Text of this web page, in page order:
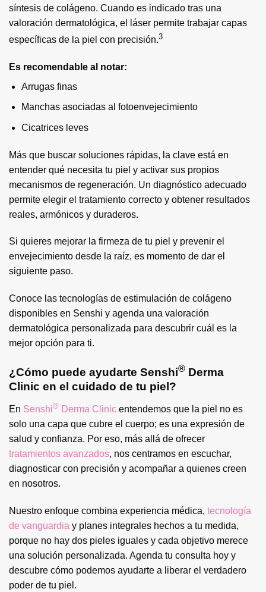
síntesis de colágeno. Cuando es indicado tras una
valoración dermatológica, el láser permite trabajar capas
específicas de la piel con precisión.3
Es recomendable al notar:
Arrugas finas
Manchas asociadas al fotoenvejecimiento
Cicatrices leves
Más que buscar soluciones rápidas, la clave está en
entender qué necesita tu piel y activar sus propios
mecanismos de regeneración. Un diagnóstico adecuado
permite elegir el tratamiento correcto y obtener resultados
reales, armónicos y duraderos.
Si quieres mejorar la firmeza de tu piel y prevenir el
envejecimiento desde la raíz, es momento de dar el
siguiente paso.
Conoce las tecnologías de estimulación de colágeno
disponibles en Senshi y agenda una valoración
dermatológica personalizada para descubrir cuál es la
mejor opción para ti.
¿Cómo puede ayudarte Senshi® Derma
Clinic en el cuidado de tu piel?
En Senshi® Derma Clinic entendemos que la piel no es
solo una capa que cubre el cuerpo; es una expresión de
salud y confianza. Por eso, más allá de ofrecer
tratamientos avanzados, nos centramos en escuchar,
diagnosticar con precisión y acompañar a quienes creen
en nosotros.
Nuestro enfoque combina experiencia médica, tecnología
de vanguardia y planes integrales hechos a tu medida,
porque no hay dos pieles iguales y cada objetivo merece
una solución personalizada. Agenda tu consulta hoy y
descubre cómo podemos ayudarte a liberar el verdadero
poder de tu piel.